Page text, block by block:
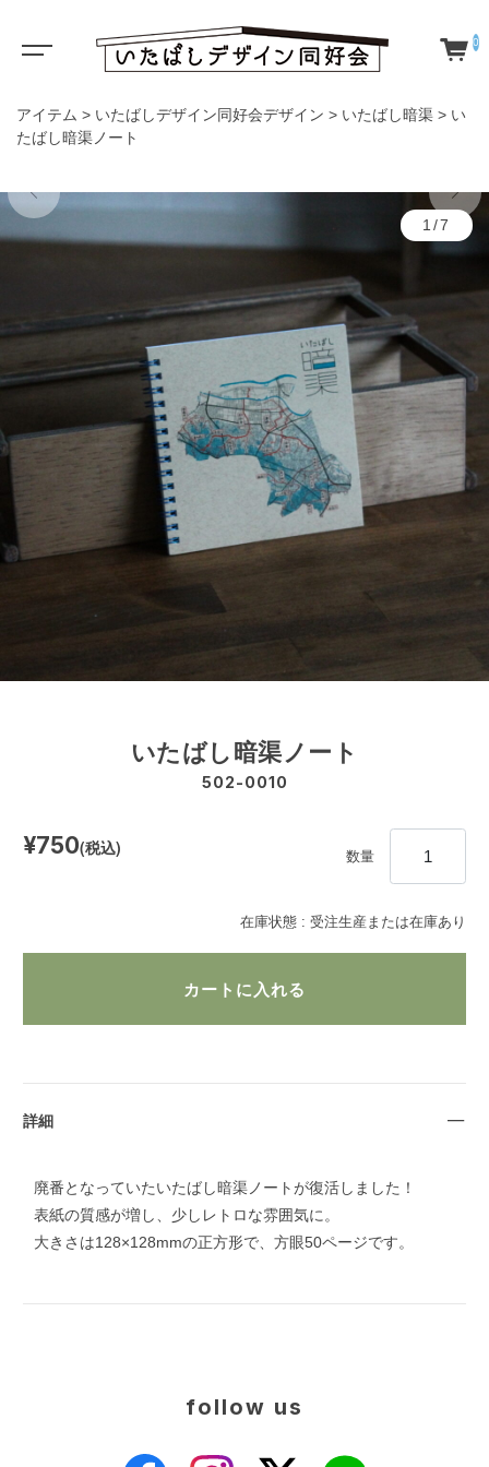
0
アイテム > いたばしデザイン同好会デザイン > いたばし暗渠 > い
たばし暗渠ノート
1/7
いたばし暗渠ノート
502-0010
在庫状態 : 受注生産または在庫あり
¥750(税込) 数量
詳細
廃番となっていたいたばし暗渠ノートが復活しました！
表紙の質感が増し、少しレトロな雰囲気に。
大きさは128×128mmの正方形で、方眼50ページです。
follow us